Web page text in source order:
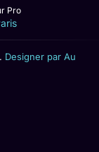
Pro
Designer par Au